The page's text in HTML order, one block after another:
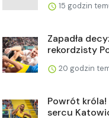
15 godzin
Zapadła
rekordzisty
20 godzin
Powrót
sercu